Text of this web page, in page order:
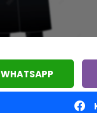
WHATSAPP